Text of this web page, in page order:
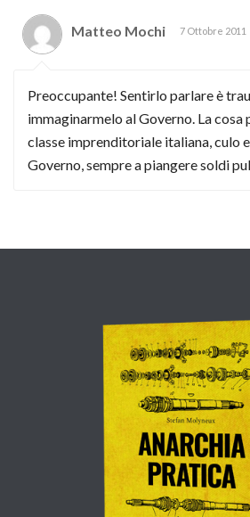
Matteo Mochi 7 Ottobre 2011
Preoccupante! Sentirlo parlare è
immaginarmelo al Governo. La cosa
classe imprenditoriale italiana, culo
Governo, sempre a piangere soldi